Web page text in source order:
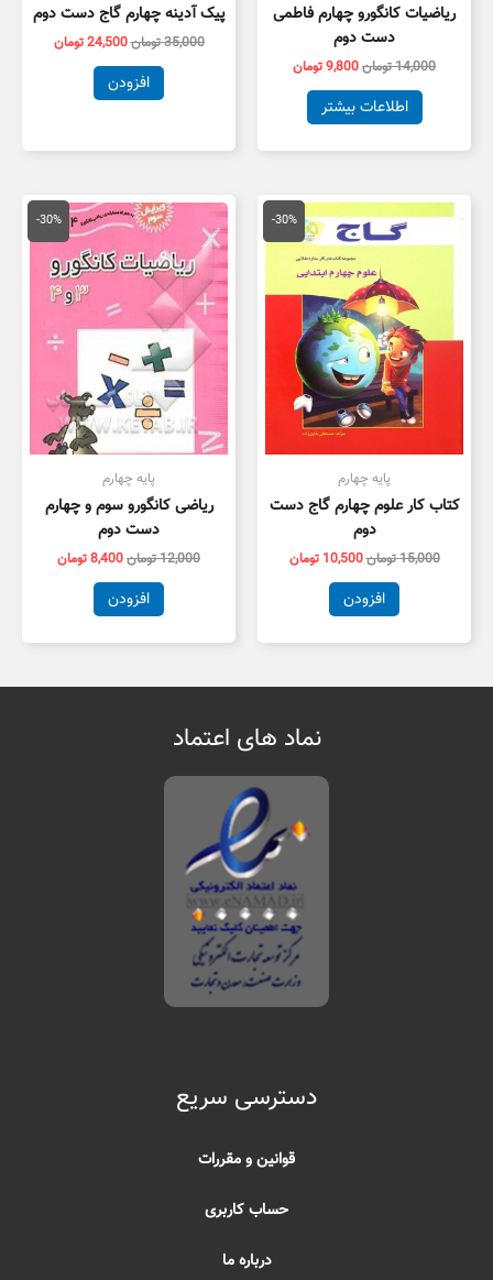
ریاضیات کانگورو چهارم فاطمی
دست دوم
14,000تومان9,800تومان
اطلاعات بیشتر
پیک آدینه چهارم گاج دست دوم
35,000تومان24,500تومان
افزودن
-30%
پایه چهارم
کتاب کار علوم چهارم گاج دست
دوم
15,000تومان
قیمت
اصلی
15,000 تومان
بود.
10,500 تومان
قیمت
فعلی
10,500 تومان
افزودن
-30%
پایه چهارم
ریاضی کانگورو سوم و چهارم
دست دوم
12,000تومان
قیمت
اصلی
12,000 تومان
بود.
8,400تومان
قیمت
فعلی
است.
افزودن
نماد های اعتماد
دسترسی سریع
قوانین و مقررات
حساب کاربری
درباره ما